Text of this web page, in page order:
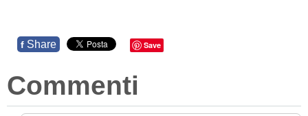
f Share Save
Commenti